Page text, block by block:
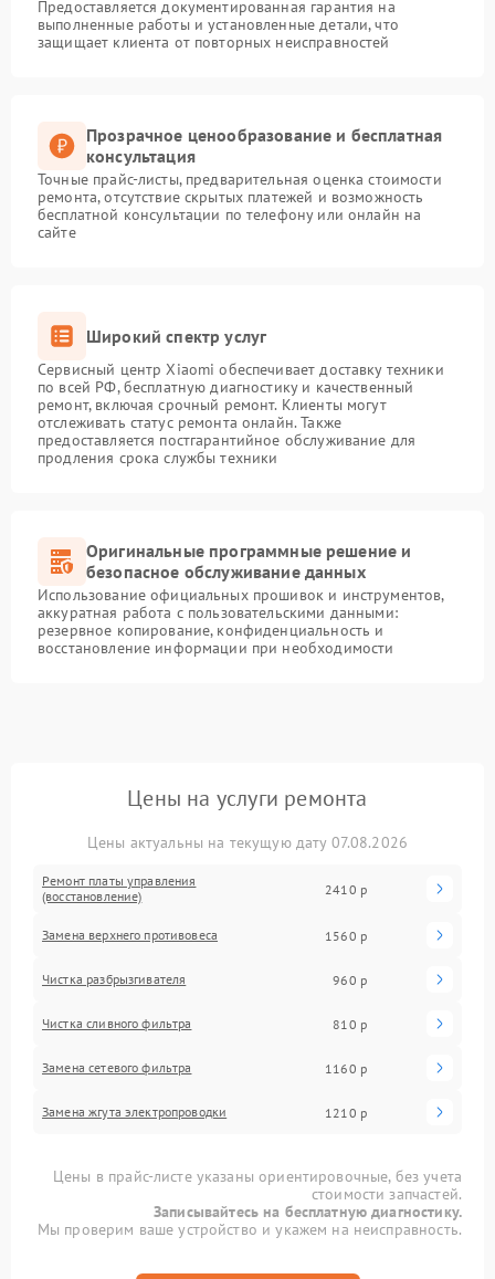
Предоставляется документированная гарантия на
выполненные работы и установленные детали, что
защищает клиента от повторных неисправностей
Прозрачное ценообразование и бесплатная
консультация
Точные прайс-листы, предварительная оценка стоимости
ремонта, отсутствие скрытых платежей и возможность
бесплатной консультации по телефону или онлайн на
сайте
Широкий спектр услуг
Сервисный центр Xiaomi обеспечивает доставку техники
по всей РФ, бесплатную диагностику и качественный
ремонт, включая срочный ремонт. Клиенты могут
отслеживать статус ремонта онлайн. Также
предоставляется постгарантийное обслуживание для
продления срока службы техники
Оригинальные программные решение и
безопасное обслуживание данных
Использование официальных прошивок и инструментов,
аккуратная работа с пользовательскими данными:
резервное копирование, конфиденциальность и
восстановление информации при необходимости
Цены на услуги ремонта
Цены актуальны на текущую дату 07.08.2026
Ремонт платы управления
(восстановление)
2410 р
Замена верхнего противовеса 1560 р
Чистка разбрызгивателя 960 р
Чистка сливного фильтра 810 р
Замена сетевого фильтра 1160 р
Замена жгута электропроводки 1210 р
Цены в прайс-листе указаны ориентировочные, без учета
стоимости запчастей.
Записывайтесь на бесплатную диагностику.
Мы проверим ваше устройство и укажем на неисправность.